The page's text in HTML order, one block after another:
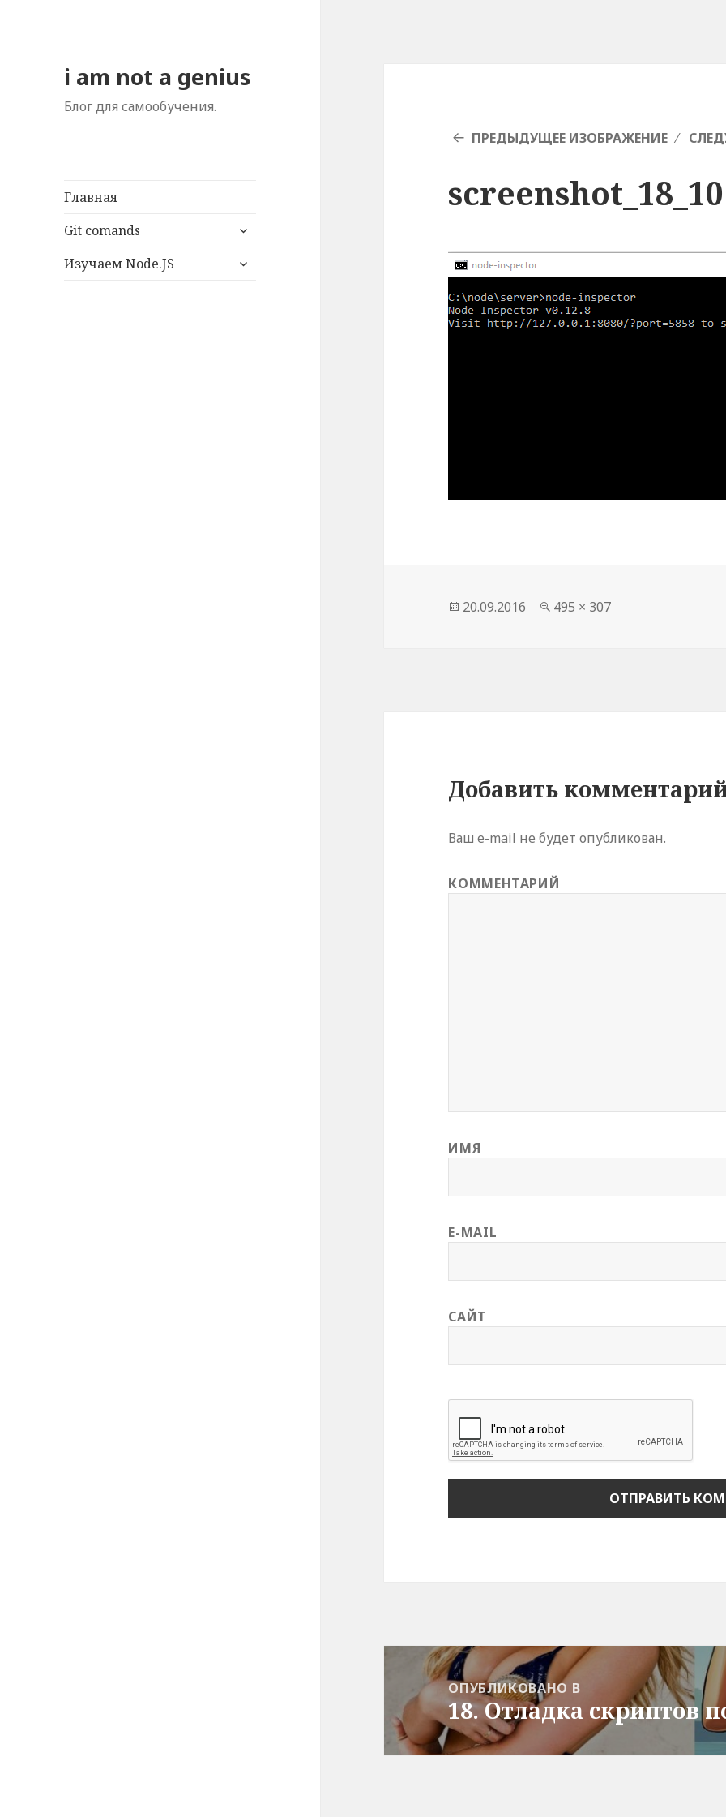
i am not a genius
Блог для самообучения.
Главная
Git comands
раскрыть
меню
Изучаем Node.JS
раскрыть
ПРЕДЫДУЩЕЕ ИЗОБРАЖЕНИЕ
screenshot_18_10
Опубликовано
20.09.2016
Полный
495 × 307
Добавить
Ваш e-mail не будет опубликован.
КОММЕНТАРИЙ
ИМЯ
E-MAIL
САЙТ
Навигация
записям
ОПУБЛИКОВАНО В
18. Отладка скриптов